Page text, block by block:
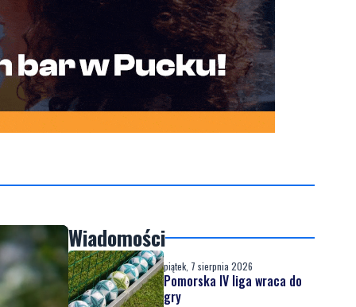
Wiadomości
piątek, 7 sierpnia 2026
Pomorska IV liga wraca do
gry